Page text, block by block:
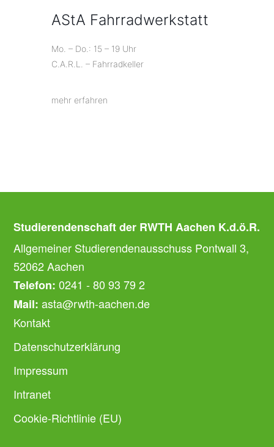
AStA Fahrradwerkstatt
Mo. – Do.: 15 – 19 Uhr
C.A.R.L. – Fahrradkeller
mehr erfahren
Studierendenschaft der RWTH Aachen K.d.ö.R.
Allgemeiner Studierendenausschuss Pontwall 3,
52062 Aachen
Telefon: 0241 - 80 93 79 2
Mail: asta@rwth-aachen.de
Kontakt
Datenschutzerklärung
Impressum
Intranet
Cookie-Richtlinie (EU)